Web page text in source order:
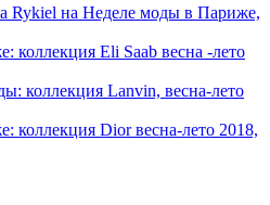
Rykiel на Неделе моды в Париже,
коллекция Eli Saab весна -лето
коллекция Lanvin, весна-лето
коллекция Dior весна-лето 2018,